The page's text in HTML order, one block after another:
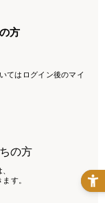
方
てはログイン後のマイ
の方
す。